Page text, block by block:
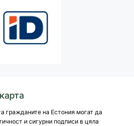
гражданите на Естония могат да
и сигурни подписи в цяла